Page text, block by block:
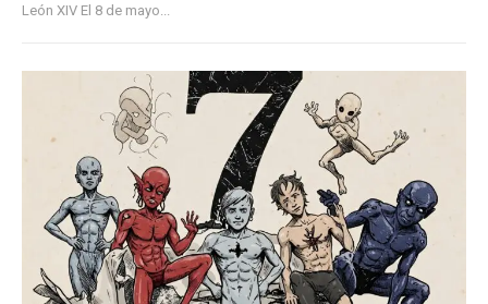
León XIV El 8 de mayo...